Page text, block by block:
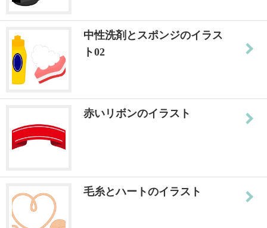
中性洗剤とスポンジのイラス
ト02
赤いリボンのイラスト
毛糸とハートのイラスト